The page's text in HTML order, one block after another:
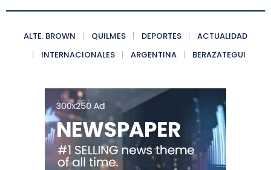
ALTE. BROWN QUILMES DEPORTES
ACTUALIDAD
INTERNACIONALES
ARGENTINA BERAZATEGUI